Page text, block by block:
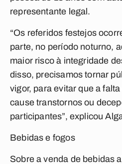
representante legal.
“Os referidos festejos
parte, no período noturno,
maior risco à integridade
disso, precisamos tornar
vigor, para evitar que a
cause transtornos ou
participantes”, explicou
Bebidas e fogos
Sobre a venda de bebidas